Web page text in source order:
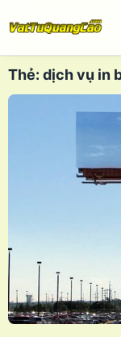
Thẻ: dịch vụ in